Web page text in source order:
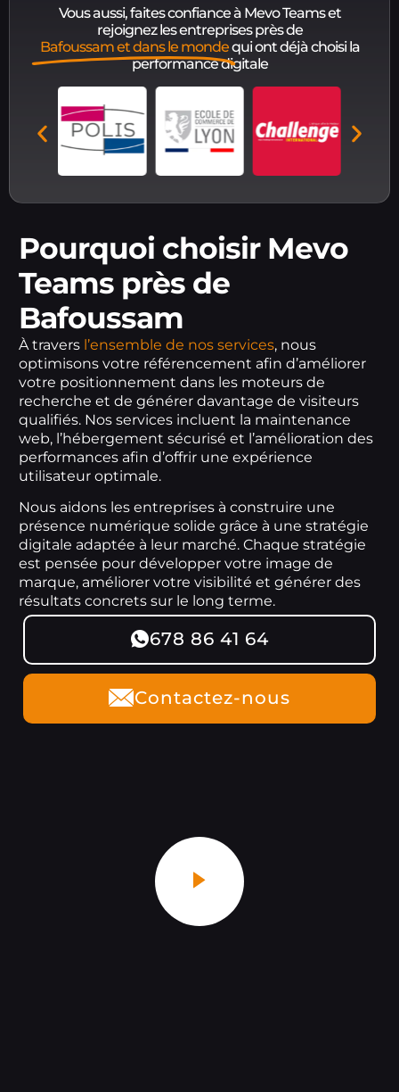
Vous aussi, faites confiance à Mevo Teams et
rejoignez les entreprises près de
Bafoussam et dans le mondequi ont déjà choisi la
performance digitale
Pourquoi choisir Mevo
Teams près de
Bafoussam
À travers l’ensemble de nos services, nous
optimisons votre référencement afin d’améliorer
votre positionnement dans les moteurs de
recherche et de générer davantage de visiteurs
qualifiés. Nos services incluent la maintenance
web, l’hébergement sécurisé et l’amélioration des
performances afin d’offrir une expérience
utilisateur optimale.
Nous aidons les entreprises à construire une
présence numérique solide grâce à une stratégie
digitale adaptée à leur marché. Chaque stratégie
est pensée pour développer votre image de
marque, améliorer votre visibilité et générer des
résultats concrets sur le long terme.
678 86 41 64
Contactez-nous